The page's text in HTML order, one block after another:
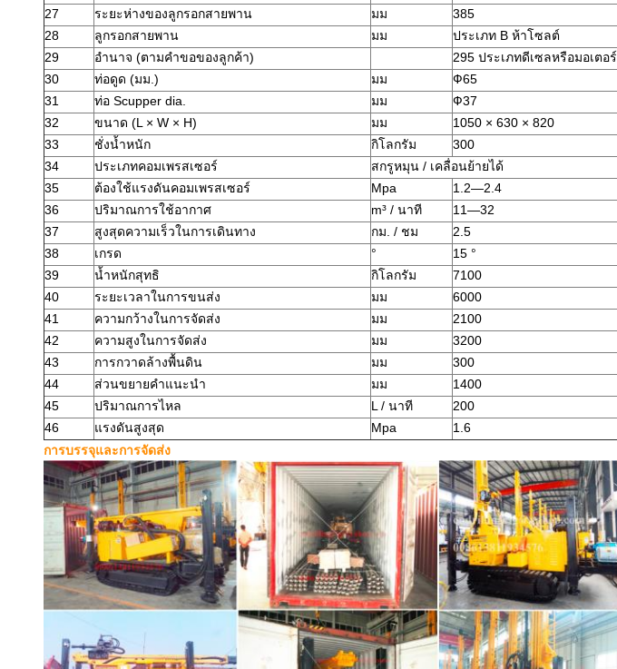
27
ระยะห่างของลูกรอกสายพาน มม
385
28
ลูกรอกสายพาน มม
ประเภท B ห้าโซลต์
29
อำนาจ (ตามคำขอของลูกค้า)
295 ประเภทดีเซลหรือมอเตอร์
30
ท่อดูด (มม.) มม
Ф65
31
ท่อ Scupper dia. มม
Ф37
32
ขนาด (L × W × H) มม
1050 × 630 × 820
33
ชั่งน้ำหนัก กิโลกรัม
300
34
ประเภทคอมเพรสเซอร์
สกรูหมุน / เคลื่อนย้ายได้
35
ต้องใช้แรงดันคอมเพรสเซอร์ Mpa
1.2—2.4
36
ปริมาณการใช้อากาศ m³ / นาที
11—32
37
สูงสุดความเร็วในการเดินทาง กม. / ชม
2.5
38
เกรด °
15 °
39
น้ำหนักสุทธิ กิโลกรัม
7100
40
ระยะเวลาในการขนส่ง มม
6000
41
ความกว้างในการจัดส่ง มม
2100
42
ความสูงในการจัดส่ง มม
3200
43
การกวาดล้างพื้นดิน มม
300
44
ส่วนขยายคำแนะนำ มม
1400
45
ปริมาณการไหล L / นาที
200
46
แรงดันสูงสุด Mpa
1.6
การบรรจุและการจัดส่ง